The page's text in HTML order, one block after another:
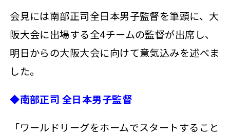
会見には南部正司全日本男子監督を筆頭に、大
阪大会に出場する全4チームの監督が出席し、
明日からの大阪大会に向けて意気込みを述べま
した。
◆南部正司 全日本男子監督
「ワールドリーグをホームでスタートすること